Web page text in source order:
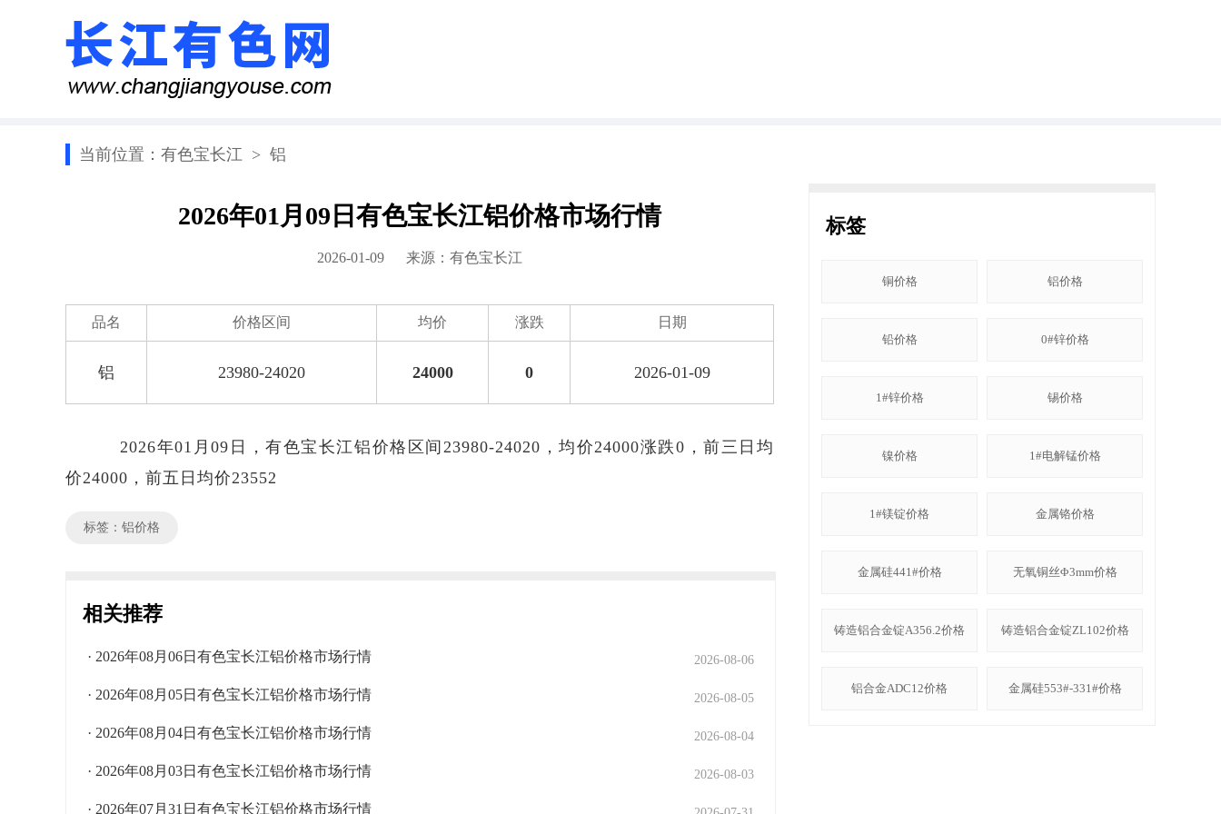
当前位置： 有色宝长江 > 铝
2026年01月09日有色宝长江铝价格市场行情
2026-01-09 来源： 有色宝长江
品名 价格区间 均价 涨跌 日期
铝 23980-24020 24000 0 2026-01-09
2026年01月09日，有色宝长江铝价格区间23980-24020，均价24000涨跌0，前三日均
价24000，前五日均价23552
标签：铝价格
相关推荐
· 2026年08月06日有色宝长江铝价格市场行情 2026-08-06
· 2026年08月05日有色宝长江铝价格市场行情 2026-08-05
· 2026年08月04日有色宝长江铝价格市场行情 2026-08-04
· 2026年08月03日有色宝长江铝价格市场行情 2026-08-03
· 2026年07月31日有色宝长江铝价格市场行情
标签
铜价格 铝价格
铅价格 0#锌价格
1#锌价格 锡价格
镍价格 1#电解锰价格
1#镁锭价格 金属铬价格
金属硅441#价格 无氧铜丝Φ3mm价格
铸造铝合金锭A356.2价格 铸造铝合金锭ZL102价格
铝合金ADC12价格 金属硅553#-331#价格